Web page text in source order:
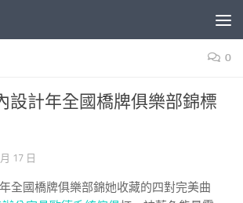
0
設計年全國橋牌俱樂部錦標
17 日
全國橋牌俱樂部錦她收藏的四對完美曲